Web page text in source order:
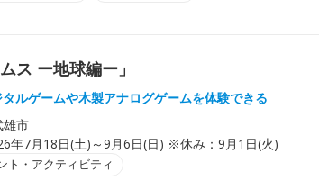
ス ー地球編ー」
ルゲームや木製アナログゲームを体験できる
雄市
年7月18日(土)～9月6日(日) ※休み：9月1日(火)
ト・アクティビティ